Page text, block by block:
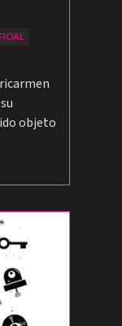
objeto